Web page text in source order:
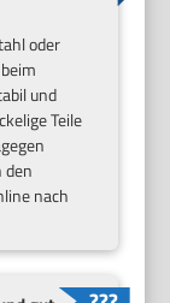
oder
und
Teile
den
nach